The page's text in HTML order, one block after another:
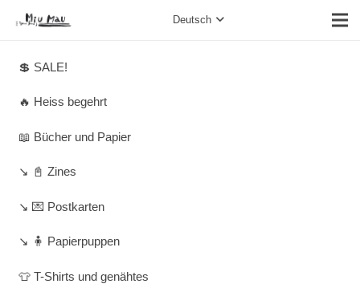
Deutsch
💲 SALE!
🔥 Heiss begehrt
📖 Bücher und Papier
↘️ 📓 Zines
↘️ 💌 Postkarten
↘️ 🧍 Papierpuppen
👕 T-Shirts und genähtes